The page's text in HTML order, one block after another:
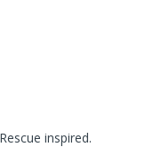
inspired.